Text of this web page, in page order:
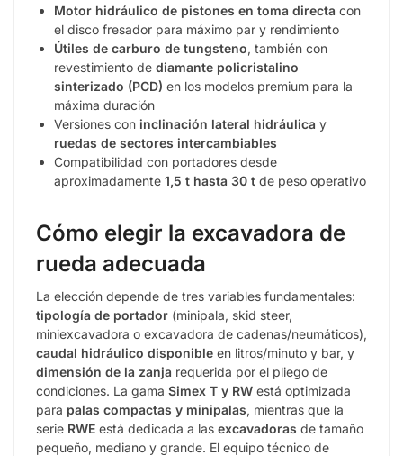
Motor hidráulico de pistones en toma directa con
el disco fresador para máximo par y rendimiento
Útiles de carburo de tungsteno, también con
revestimiento de diamante policristalino
sinterizado (PCD) en los modelos premium para la
máxima duración
Versiones con inclinación lateral hidráulica y
ruedas de sectores intercambiables
Compatibilidad con portadores desde
aproximadamente 1,5 t hasta 30 t de peso operativo
Cómo elegir la excavadora de
rueda adecuada
La elección depende de tres variables fundamentales:
tipología de portador (minipala, skid steer,
miniexcavadora o excavadora de cadenas/neumáticos),
caudal hidráulico disponible en litros/minuto y bar, y
dimensión de la zanja requerida por el pliego de
condiciones. La gama Simex T y RW está optimizada
para palas compactas y minipalas, mientras que la
serie RWE está dedicada a las excavadoras de tamaño
pequeño, mediano y grande. El equipo técnico de